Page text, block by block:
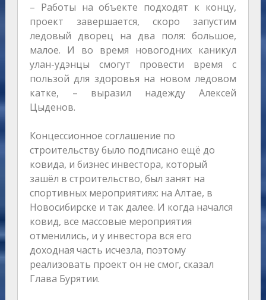
– Работы на объекте подходят к концу,
проект завершается, скоро запустим
ледовый дворец на два поля: большое,
малое. И во время новогодних каникул
улан-удэнцы смогут провести время с
пользой для здоровья на новом ледовом
катке, – выразил надежду Алексей
Цыденов.
Концессионное соглашение по
строительству было подписано ещё до
ковида, и бизнес инвестора, который
зашёл в строительство, был занят на
спортивных мероприятиях: на Алтае, в
Новосибирске и так далее. И когда начался
ковид, все массовые мероприятия
отменились, и у инвестора вся его
доходная часть исчезла, поэтому
реализовать проект он не смог, сказал
Глава Бурятии.